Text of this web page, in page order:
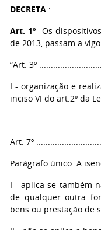
DECRETA :
Art. 1º Os
de 2013, passam a
“Art. 3º
I - organização e
inciso VI do art.2º da
Art. 7º
Parágrafo único. A
I - aplica-se também
de qualquer outra
bens ou prestação de